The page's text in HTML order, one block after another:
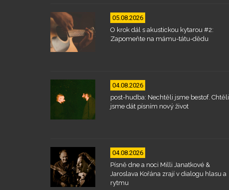
05.08.2026
O krok dál s akustickou kytarou #2:
Zapomeňte na mámu-tátu-dědu
04.08.2026
post-hudba: Nechtěli jsme bestof. Chtěli
jsme dát písním nový život
04.08.2026
Písně dne a noci Milli Janatkové &
Jaroslava Kořána zrají v dialogu hlasu a
rytmu